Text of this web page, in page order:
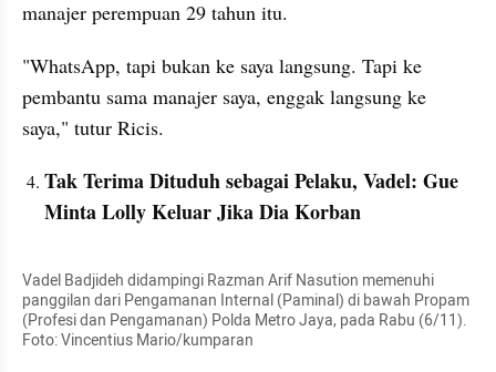
manajer perempuan 29 tahun itu.
"WhatsApp, tapi bukan ke saya langsung. Tapi ke
pembantu sama manajer saya, enggak langsung ke
saya," tutur Ricis.
Tak Terima Dituduh sebagai Pelaku, Vadel: Gue
Minta Lolly Keluar Jika Dia Korban
Vadel Badjideh didampingi Razman Arif Nasution memenuhi
panggilan dari Pengamanan Internal (Paminal) di bawah Propam
(Profesi dan Pengamanan) Polda Metro Jaya, pada Rabu (6/11).
Foto: Vincentius Mario/kumparan